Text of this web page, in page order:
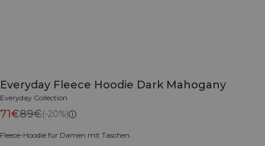
Everyday Fleece Hoodie Dark Mahogany
Everyday Collection
71€89€(-20%)
Fleece-Hoodie für Damen mit Taschen.